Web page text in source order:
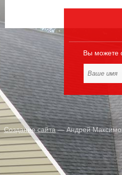
Вы можете
Создание сайта— Андрей